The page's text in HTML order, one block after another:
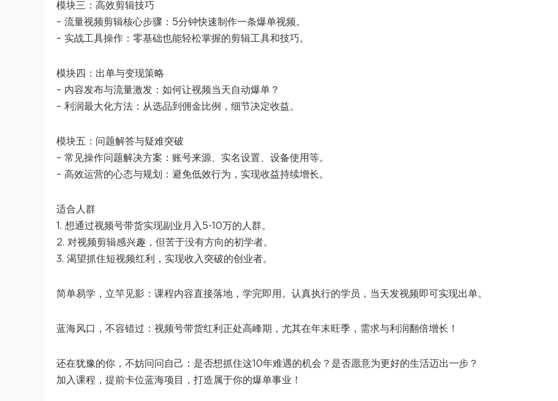
模块三：高效剪辑技巧
– 流量视频剪辑核心步骤：5分钟快速制作一条爆单视频。
– 实战工具操作：零基础也能轻松掌握的剪辑工具和技巧。
模块四：出单与变现策略
– 内容发布与流量激发：如何让视频当天自动爆单？
– 利润最大化方法：从选品到佣金比例，细节决定收益。
模块五：问题解答与疑难突破
– 常见操作问题解决方案：账号来源、实名设置、设备使用等。
– 高效运营的心态与规划：避免低效行为，实现收益持续增长。
适合人群
1. 想通过视频号带货实现副业月入5-10万的人群。
2. 对视频剪辑感兴趣，但苦于没有方向的初学者。
3. 渴望抓住短视频红利，实现收入突破的创业者。
简单易学，立竿见影：课程内容直接落地，学完即用。认真执行的学员，当天发视频即可实现出单。
蓝海风口，不容错过：视频号带货红利正处高峰期，尤其在年末旺季，需求与利润翻倍增长！
还在犹豫的你，不妨问问自己：是否想抓住这10年难遇的机会？是否愿意为更好的生活迈出一步？
加入课程，提前卡位蓝海项目，打造属于你的爆单事业！